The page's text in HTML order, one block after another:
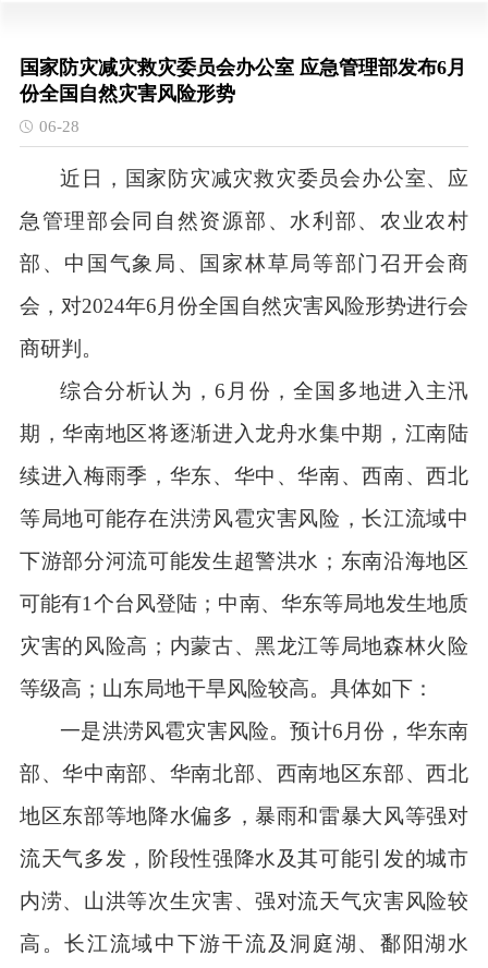
国家防灾减灾救灾委员会办公室 应急管理部发布6月
份全国自然灾害风险形势
06-28
近日，国家防灾减灾救灾委员会办公室、应
急管理部会同自然资源部、水利部、农业农村
部、中国气象局、国家林草局等部门召开会商
会，对2024年6月份全国自然灾害风险形势进行会
商研判。
综合分析认为，6月份，全国多地进入主汛
期，华南地区将逐渐进入龙舟水集中期，江南陆
续进入梅雨季，华东、华中、华南、西南、西北
等局地可能存在洪涝风雹灾害风险，长江流域中
下游部分河流可能发生超警洪水；东南沿海地区
可能有1个台风登陆；中南、华东等局地发生地质
灾害的风险高；内蒙古、黑龙江等局地森林火险
等级高；山东局地干旱风险较高。具体如下：
一是洪涝风雹灾害风险。预计6月份，华东南
部、华中南部、华南北部、西南地区东部、西北
地区东部等地降水偏多，暴雨和雷暴大风等强对
流天气多发，阶段性强降水及其可能引发的城市
内涝、山洪等次生灾害、强对流天气灾害风险较
高。长江流域中下游干流及洞庭湖、鄱阳湖水